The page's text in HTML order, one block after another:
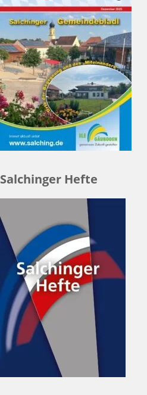
Salchinger Hefte